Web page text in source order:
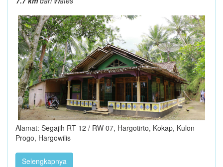
Alamat: Segajih RT 12 / RW 07, Hargotirto, Kokap, Kulon
Progo, Hargowilis
Selengkapnya